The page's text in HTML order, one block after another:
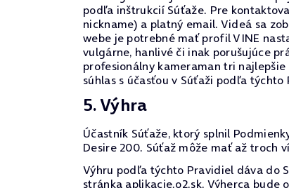
podľa inštrukcií Súťaže. Pre
nickname) a platný email. Videá sa
webe je potrebné mať profil VINE
vulgárne, hanlivé či inak porušujúce
profesionálny kameraman tri
súhlas s účasťou v Súťaži podľa
5. Výhra
Účastník Súťaže, ktorý splnil
Desire 200. Súťaž môže mať až troch
Výhru podľa týchto Pravidiel dáva do
stránka aplikacie.o2.sk. Výherca bude